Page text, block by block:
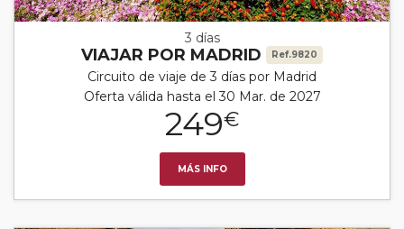
3 días
VIAJAR POR MADRID Ref.9820
Circuito de viaje de 3 días por Madrid
Oferta válida hasta el 30 Mar. de 2027
249€
MÁS INFO